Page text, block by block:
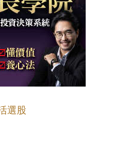
選股